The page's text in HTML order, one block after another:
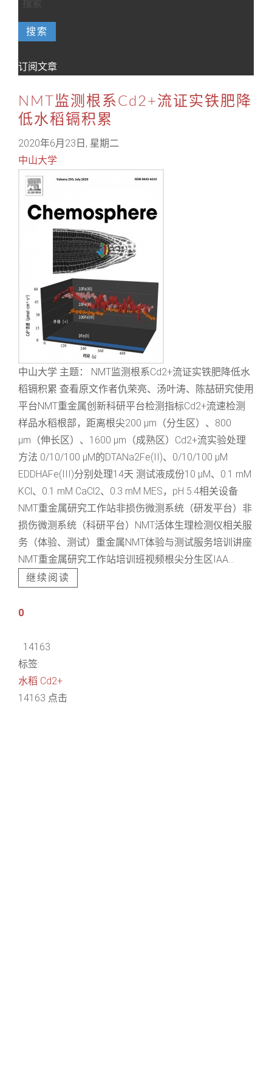
搜索
订阅文章
NMT监测根系Cd2+流证实铁肥降
低水稻镉积累
2020年6月23日, 星期二
中山大学
中山大学 主题： NMT监测根系Cd2+流证实铁肥降低水
稻镉积累 查看原文作者仇荣亮、汤叶涛、陈喆研究使用
平台NMT重金属创新科研平台检测指标Cd2+流速检测
样品水稻根部，距离根尖200 μm（分生区）、800
μm（伸长区）、1600 μm（成熟区）Cd2+流实验处理
方法 0/10/100 μM的DTANa2Fe(II)、0/10/100 μM
EDDHAFe(III)分别处理14天 测试液成份10 μM、0.1 mM
KCl、0.1 mM CaCl2、0.3 mM MES，pH 5.4相关设备
NMT重金属研究工作站非损伤微测系统（研发平台）非
损伤微测系统（科研平台）NMT活体生理检测仪相关服
务（体验、测试）重金属NMT体验与测试服务培训讲座
NMT重金属研究工作站培训班视频根尖分生区IAA...
继续阅读
0
14163
标签:
水稻 Cd2+
14163 点击